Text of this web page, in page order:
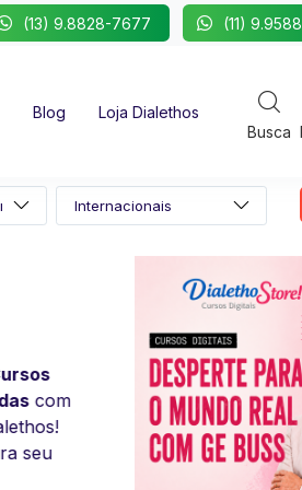
(13) 9.8828-7677 (11)
Blog
Loja Dialethos
Busca
Tande - Parceiro
Ex-atleta profissional,
referência em trabalho em
superação e alta performance.
Ganhou destaque como
da geração vitoriosa do voleibol
brasileiro, sendo campeão
Curso "Desperte
Expansão da Consciência!
Neurociência, Consciência e
Performance Humana!
Ser Humano Integrado.